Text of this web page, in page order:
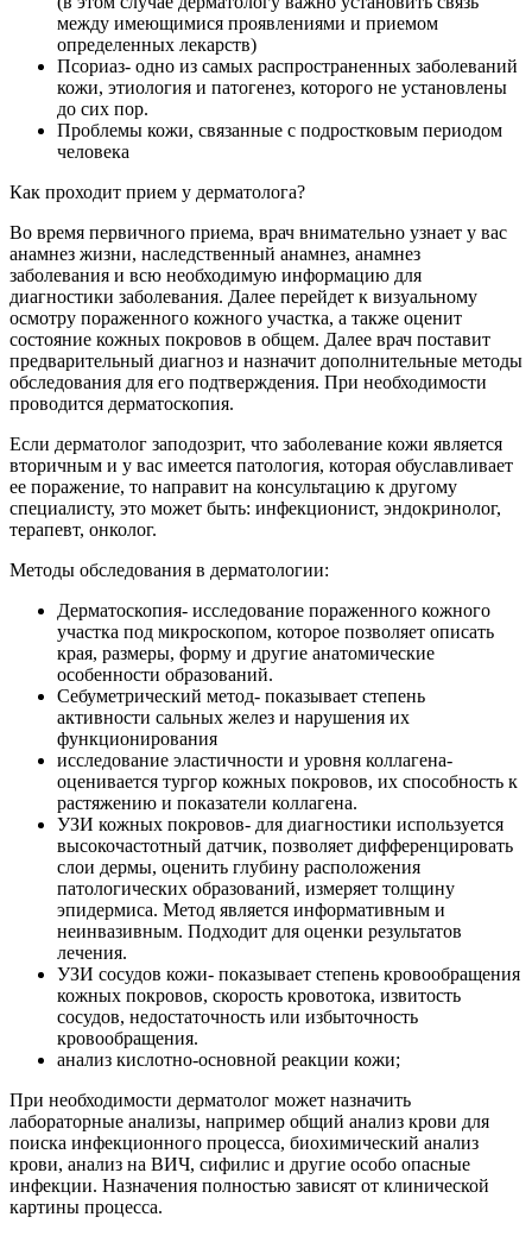
между имеющимися проявлениями и приемом
определенных лекарств)
Псориаз- одно из самых распространенных заболеваний
кожи, этиология и патогенез, которого не установлены
до сих пор.
Проблемы кожи, связанные с подростковым периодом
человека
Как проходит прием у дерматолога?
Во время первичного приема, врач внимательно узнает у вас
анамнез жизни, наследственный анамнез, анамнез
заболевания и всю необходимую информацию для
диагностики заболевания. Далее перейдет к визуальному
осмотру пораженного кожного участка, а также оценит
состояние кожных покровов в общем. Далее врач поставит
предварительный диагноз и назначит дополнительные методы
обследования для его подтверждения. При необходимости
проводится дерматоскопия.
Если дерматолог заподозрит, что заболевание кожи является
вторичным и у вас имеется патология, которая обуславливает
ее поражение, то направит на консультацию к другому
специалисту, это может быть: инфекционист, эндокринолог,
терапевт, онколог.
Методы обследования в дерматологии:
Дерматоскопия- исследование пораженного кожного
участка под микроскопом, которое позволяет описать
края, размеры, форму и другие анатомические
особенности образований.
Себуметрический метод- показывает степень
активности сальных желез и нарушения их
функционирования
исследование эластичности и уровня коллагена-
оценивается тургор кожных покровов, их способность к
растяжению и показатели коллагена.
УЗИ кожных покровов- для диагностики используется
высокочастотный датчик, позволяет дифференцировать
слои дермы, оценить глубину расположения
патологических образований, измеряет толщину
эпидермиса. Метод является информативным и
неинвазивным. Подходит для оценки результатов
лечения.
УЗИ сосудов кожи- показывает степень кровообращения
кожных покровов, скорость кровотока, извитость
сосудов, недостаточность или избыточность
кровообращения.
анализ кислотно-основной реакции кожи;
При необходимости дерматолог может назначить
лабораторные анализы, например общий анализ крови для
поиска инфекционного процесса, биохимический анализ
крови, анализ на ВИЧ, сифилис и другие особо опасные
инфекции. Назначения полностью зависят от клинической
картины процесса.